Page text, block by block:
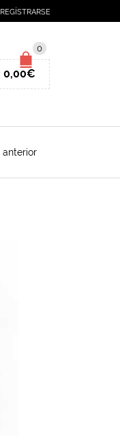
REGÍSTRARSE
0
0,00€
anterior